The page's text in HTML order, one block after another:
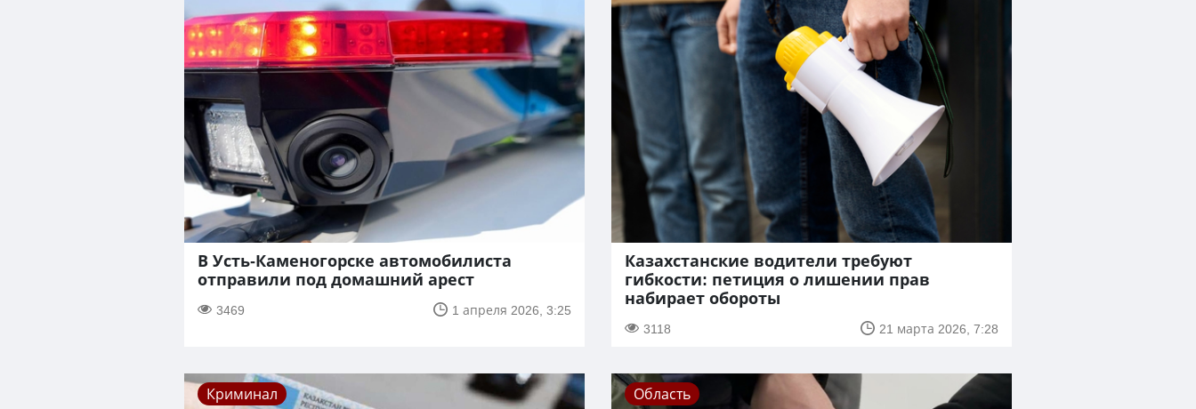
В Усть-Каменогорске автомобилиста
отправили под домашний арест
3469 1 апреля 2026, 3:25
Казахстанские водители требуют
гибкости: петиция о лишении прав
набирает обороты
3118 21 марта 2026, 7:28
Криминал Область